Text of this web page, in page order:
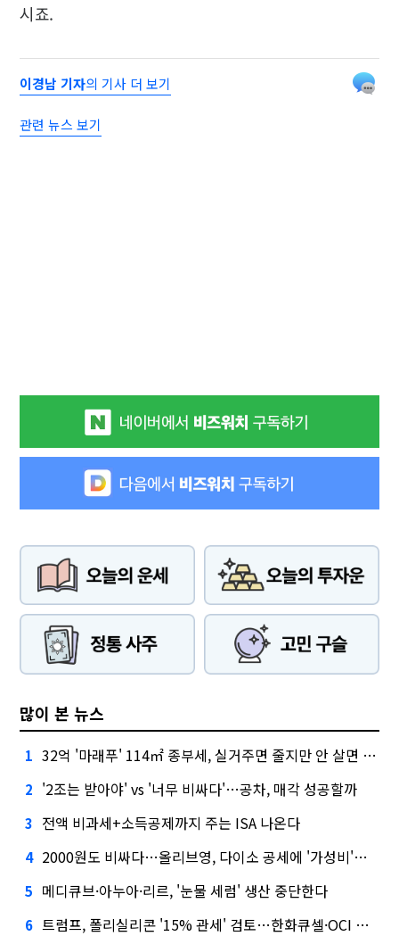
시죠.
이경남 기자의 기사 더 보기
관련 뉴스 보기
많이 본 뉴스
1 32억 '마래푸' 114㎡ 종부세, 실거주면 줄지만 안 살면 2.5배
2 '2조는 받아야' vs '너무 비싸다'…공차, 매각 성공할까
3 전액 비과세+소득공제까지 주는 ISA 나온다
4 2000원도 비싸다…올리브영, 다이소 공세에 '가성비'로 맞불
5 메디큐브·아누아·리르, '눈물 세럼' 생산 중단한다
6 트럼프, 폴리실리콘 '15% 관세' 검토…한화큐셀·OCI 영향은?